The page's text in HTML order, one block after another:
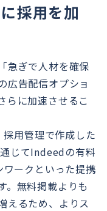
採用を加
急ぎで人材を確保
広告配信オプショ
らに加速させるこ
用管理で作成した
じてIndeedの有料
ークといった提携
。無料掲載よりも
えるため、よりス